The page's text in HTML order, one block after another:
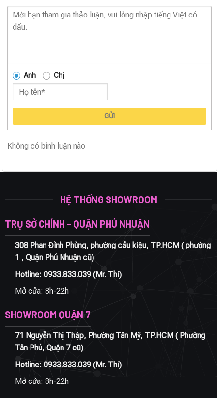
Anh Chị
GỬI
Không có bình luận nào
HỆ THỐNG SHOWROOM
TRỤ SỞ CHÍNH - QUẬN PHÚ NHUẬN
308 Phan Đình Phùng, phường cầu kiệu, TP.HCM ( phường
1 , Quận Phú Nhuận cũ)
Hotline: 0933.833.039(Mr. Thi)
Mở cửa: 8h-22h
SHOWROOM QUẬN 7
71 Nguyễn Thị Thập, Phường Tân Mỹ, TP.HCM ( Phường
Tân Phú, Quận 7 cũ)
Hotline: 0933.833.039(Mr. Thi)
Mở cửa: 8h-22h